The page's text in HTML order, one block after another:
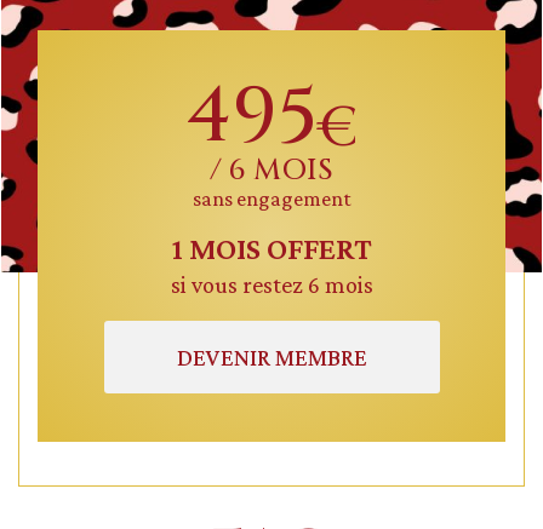
495€
/ 6 MOIS
sans engagement
1 MOIS OFFERT
si vous restez 6 mois
DEVENIR MEMBRE